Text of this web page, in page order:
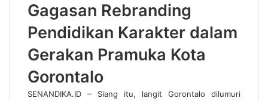
Gagasan Rebranding
Pendidikan Karakter dalam
Gerakan Pramuka Kota
Gorontalo
SENANDIKA.ID – Siang itu, langit Gorontalo dilumuri